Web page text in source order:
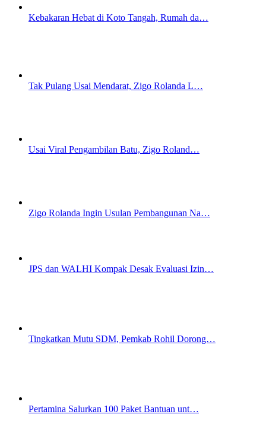
Kebakaran Hebat di Koto Tangah, Rumah da…
Tak Pulang Usai Mendarat, Zigo Rolanda L…
Usai Viral Pengambilan Batu, Zigo Roland…
Zigo Rolanda Ingin Usulan Pembangunan Na…
JPS dan WALHI Kompak Desak Evaluasi Izin…
Tingkatkan Mutu SDM, Pemkab Rohil Dorong…
Pertamina Salurkan 100 Paket Bantuan unt…